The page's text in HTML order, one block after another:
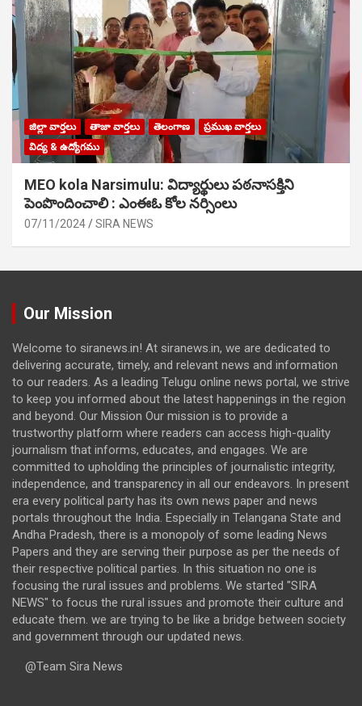
జిల్లా వార్తలు తాజా వార్తలు తెలంగాణ
ప్రముఖ వార్తలు
విద్య & ఉద్యోగము
MEO kola Narsimulu: విద్యార్థులు పఠ‌నాసక్తిని
పెంపొందించాలి : ఎంఈఓ కోల నర్సింలు
07/11/2024 SIRA NEWS
Our Mission
Welcome to siranews.in! At siranews.in, we are dedicated to
delivering accurate, timely, and relevant news and information
to our readers. As a leading Telugu online news portal, we strive
to keep you informed about the latest happenings in the region
and beyond. Our Mission Our mission is to provide a
trustworthy platform where readers can access high-quality
journalism that informs, educates, and engages. We are
committed to upholding the principles of journalistic integrity,
independence, and transparency in all our endeavors. In present
era every political party has its own news paper and news
portals throughout the India. Especially in Telangana State and
Andha Pradesh, there is a monopoly of some leading News
Papers and they are serving their purpose as per the needs of
their respective political parties. In this situation no one is
focusing the rural issues and problems. We started "SIRA
NEWS" to focus the rural issues and promote their culture and
educate them. we are trying to be like a bridge between society
and government through our updated news.
@Team Sira News